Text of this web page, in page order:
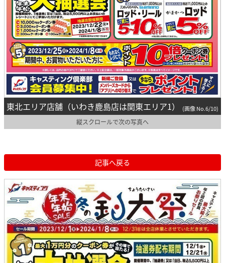
東北エリア店舗（いわき鹿島店は関東エリア1） (画像 No.6/10)
縦スクロールで次の写真へ
記事へ戻る